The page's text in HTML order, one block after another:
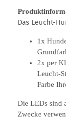
Das Leucht-
1x
2x per
Leucht-
Farbe
Die LEDs sind
Zwecke